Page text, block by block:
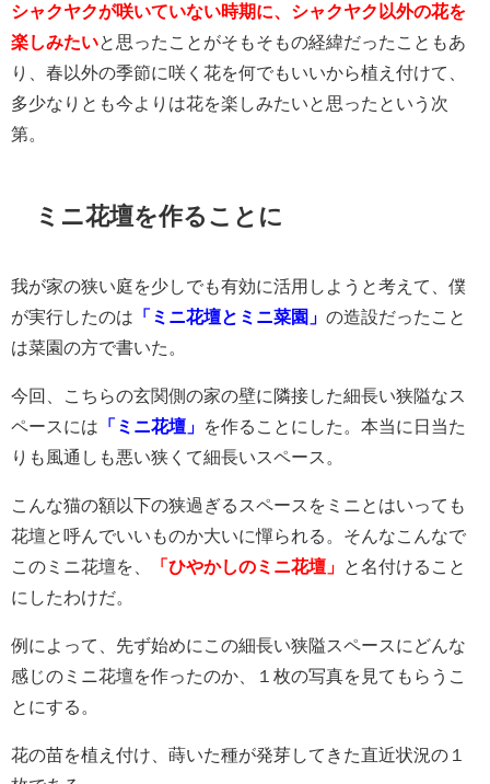
シャクヤクが咲いていない時期に、シャクヤク以外の花を
楽しみたいと思ったことがそもそもの経緯だったこともあ
り、春以外の季節に咲く花を何でもいいから植え付けて、
多少なりとも今よりは花を楽しみたいと思ったという次
第。
ミニ花壇を作ることに
我が家の狭い庭を少しでも有効に活用しようと考えて、僕
が実行したのは 「ミニ花壇とミニ菜園」 の造設だったこと
は菜園の方で書いた。
今回、こちらの玄関側の家の壁に隣接した細長い狭隘なス
ペースには 「ミニ花壇」
を作ることにした。本当に日当た
りも風通しも悪い狭くて細長いスペース。
こんな猫の額以下の狭過ぎるスペースをミニとはいっても
花壇と呼んでいいものか大いに憚られる。そんなこんなで
このミニ花壇を、
「ひやかしのミニ花壇」
と名付けること
にしたわけだ。
例によって、先ず始めにこの細長い狭隘スペースにどんな
感じのミニ花壇を作ったのか、１枚の写真を見てもらうこ
とにする。
花の苗を植え付け、蒔いた種が発芽してきた直近状況の１